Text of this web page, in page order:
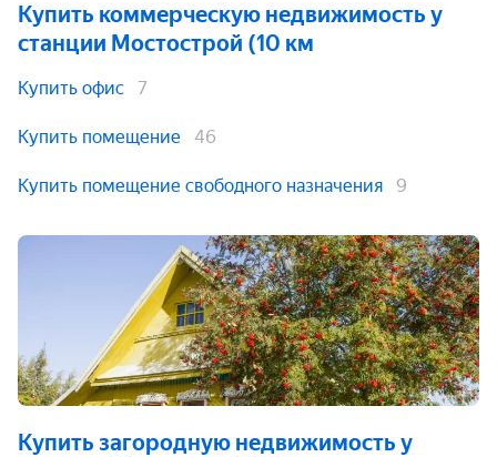
Купить коммерческую недвижимость у
станции Мостoстрой (10 км
Купить офис 7
Купить помещение 46
Купить помещение свободного назначения 9
Купить загородную недвижимость у